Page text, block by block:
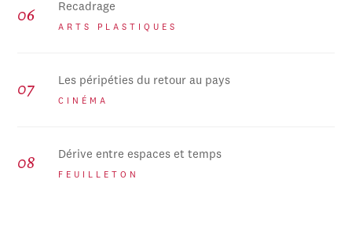
Recadrage
ARTS PLASTIQUES
Les péripéties du retour au pays
CINÉMA
Dérive entre espaces et temps
FEUILLETON